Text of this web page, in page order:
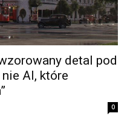
detal pod
AI, które
0